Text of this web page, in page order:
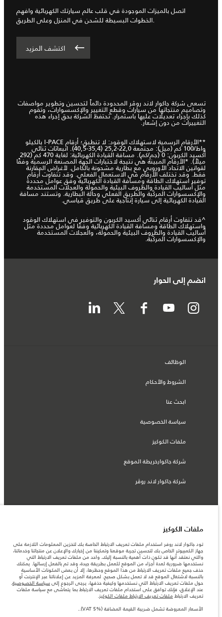
اتصل بالميزات الموجودة في قلب عالم سيارتك الكهربائية وافهم
الخطوات البسيطة للشحن في المنزل وعلى الطريق.
اكتشف المزيد
تسعى شركة جاكوار لاند روڤر المحدودة دائماً لتحسين وتطوير مواصفات
وتصاميم منتجاتها من سيارات وقطع التغيير والإكسسوارات، وتقوم
كذلك بإجراء تعديلات عليها باستمرار. تحتفظ الشركة بحق إجراء هذه
التغييرات من دون إشعار.
**الأرقام الرسمية لاستهلاك الوقود: لا تنطبق؛ أرقام I-PACE بالكيلو
واط/100 كم (ميل): مجتمعة 22,0-25,2 (35,4-40,5). انبعاثات ثنائي
أكسيد الكربون: 0 (جم/كم). مسافة القيادة الكهربائية: لغاية 470 كم (292
ميلاً). *الأرقام المبينة هي نتيجة لاختبارات الجهة المصنعة الرسمية وفقًا
لقوانين الاتحاد الأوروبي مع بطارية مشحونة بالكامل. لأغراض المقارنة
فقط. وقد تختلف الأرقام في الاستعمال الفعلي. وقد تتفاوت أرقام
توفير استهلاك الطاقة ومسافة القيادة الكهربائية وفق عوامل محددة
مثل أساليب القيادة والظروف البيئية والحمولة والعجلات المستخدمة
والإكسسوارات المركّبة والطريق الفعلي وحالة البطارية. وتستند مسافة
القيادة الكهربائية إلى سيارة إنتاجية على طريق قياسي.
^قد تتفاوت أرقام ثنائي أكسيد الكربون والتوفير في استهلاك الوقود
واستهلاك الطاقة ومسافة القيادة الكهربائية وفقًا لعوامل محددة مثل
أساليب القيادة والظروف البيئية والحمولة، والعجلات المستخدمة
والإكسسوارات المركّبة.
انضم إلى الحوار
الوظائف
الشروط والأحكام
ابحث عنا
سياسة الخصوصية
ملفات الكوكيز
شركة جاكوارخريطة الموقع
شركة جاكوار لاند روڤر
عمان, محسن حيدر درويش ش.م.م
المعلومات والمواصفات والأسعار والألوان المذكورة على هذا الموقع قد تختلف من بلد إلى
آخر، كما أنّها قد تتغير بدون إشعار مسبق. الرجاء التواصل مع وكيلنا المحلي للتأكد من توفّرها
والتحقق من الأسعار.
الأرقام المقدمة هي نتيجة لاختبارات المصنع الرسمية وفقاً لتشريعات الاتحاد الأوروبي. قد
يتباين استهلك الوقود الفعلي للمركبة عن ذلك المتحقق في تلك الاختبارات كما أن هذه
الأرقام بغرض المقارنة فحسب.
ملاحظة مهمة حول الصور والمواصفات. إن النقص العالمي في أشباه الموصلات يؤثر حاليًا
في مواصفات تصميم السيارات وتوفر الخيارات وتوقيتات التصاميم. هذا ظرف ديناميكي
ملفات الكوكيز
تود جاكوار لاند روفر استخدام ملفات تعريف الارتباط الخاصة بك لتخزين المعلومات اللازمة على
جهاز الكمبيوتر الخاص بك لتحسين تجربة موقعنا وتمكيننا من إخبارك والإعلان عن منتجاتنا وخدماتنا،
والتي نعتقد أنها قد تكون ذات أهمية بالنسبة إليك. واحد من ملفات تعريف الارتباط التي
نستخدمها ضرورية لعدة أجزاء من الموقع للعمل بطريقة جيدة، وقد تم بالفعل إرسالها. يمكنك
حذف جميع ملفات تعريف الارتباط من هذا الموقع وحظرها، إلا أن بعض المكونات الأساسية
بالنسبة لاشتغال الموقع قد لا تعمل بشكل صحيح. لمعرفة المزيد عن إعلاناتنا عبر الإنترنت أو
حول ملفات تعريف الارتباط التي نستخدمها وكيفية حذفها، يرجى الرجوع إلى سياسة الخصوصية.
عند الإغلاق، فإنك توافق على استخدام ملفات تعريف الارتباط بما يتماشى مع سياسة ملفات
تعريف الارتباط ملفات تعريف الارتباط ملفات الكوكيز.
الأسعار المعروضة تشمل ضريبة القيمة المضافة (VAT 5%)..